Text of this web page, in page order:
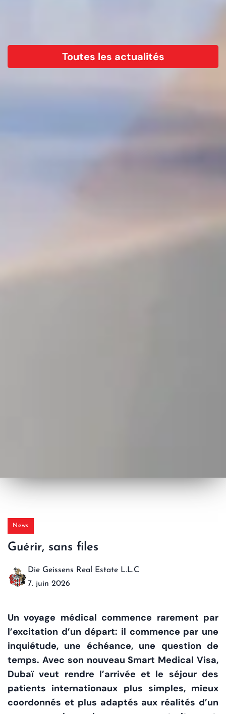
Toutes les actualités
News
Guérir, sans files
Die Geissens Real Estate L.L.C
7. juin 2026
Un voyage médical commence rarement par
l’excitation d’un départ: il commence par une
inquiétude, une échéance, une question de
temps. Avec son nouveau Smart Medical Visa,
Dubaï veut rendre l’arrivée et le séjour des
patients internationaux plus simples, mieux
coordonnés et plus adaptés aux réalités d’un